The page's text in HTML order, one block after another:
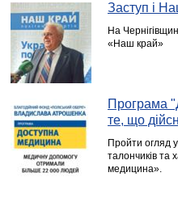
Заступ і
На
«Наш край»
Програма
те, що
Пройти огляд у
талончиків та
медицина».